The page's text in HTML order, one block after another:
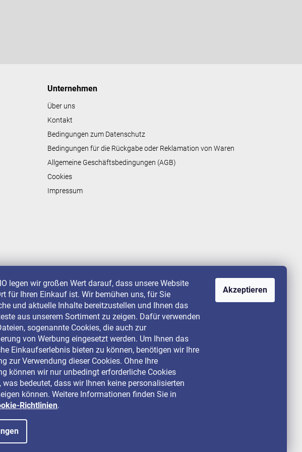
legen wir großen Wert darauf, dass unsere Website
für Ihren Einkauf ist. Wir bemühen uns, für Sie
und aktuelle Inhalte bereitzustellen und Ihnen das
aus unserem Sortiment zu zeigen. Dafür verwenden
sogenannte Cookies, die auch zur
von Werbung eingesetzt werden. Um Ihnen das
Einkaufserlebnis bieten zu können, benötigen wir Ihre
zur Verwendung dieser Cookies. Ohne Ihre
können wir nur unbedingt erforderliche Cookies
was bedeutet, dass wir Ihnen keine personalisierten
können. Weitere Informationen finden Sie in
Richtlinien.
Akzeptieren
Unternehmen
Über uns
Kontakt
Bedingungen zum Datenschutz
Bedingungen für die Rückgabe oder Reklamation von Waren
Allgemeine Geschäftsbedingungen (AGB)
Cookies
Impressum